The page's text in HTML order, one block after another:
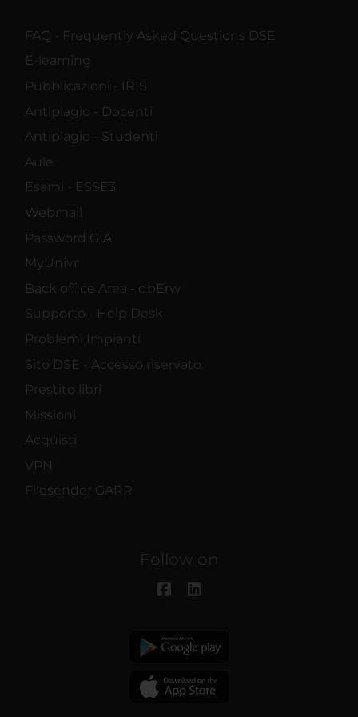
FAQ - Frequently Asked Questions DSE
E-learning
Pubblicazioni - IRIS
Antiplagio - Docenti
Antiplagio - Studenti
Aule
Esami - ESSE3
Webmail
Password GIA
MyUnivr
Back office Area - dbErw
Supporto - Help Desk
Problemi Impianti
Sito DSE - Accesso riservato
Prestito libri
Missioni
Acquisti
VPN
Filesender GARR
Follow on